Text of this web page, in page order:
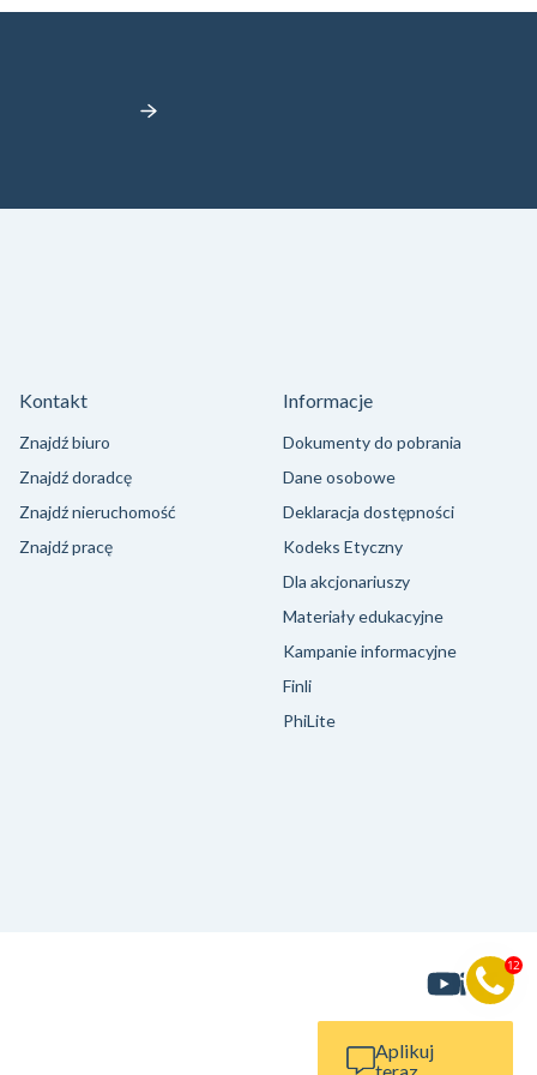
Kontakt
Znajdź biuro
Znajdź doradcę
Znajdź nieruchomość
Znajdź pracę
Informacje
Dokumenty do pobrania
Dane osobowe
Deklaracja dostępności
Kodeks Etyczny
Dla akcjonariuszy
Materiały edukacyjne
Kampanie informacyjne
Finli
PhiLite
Aplikuj